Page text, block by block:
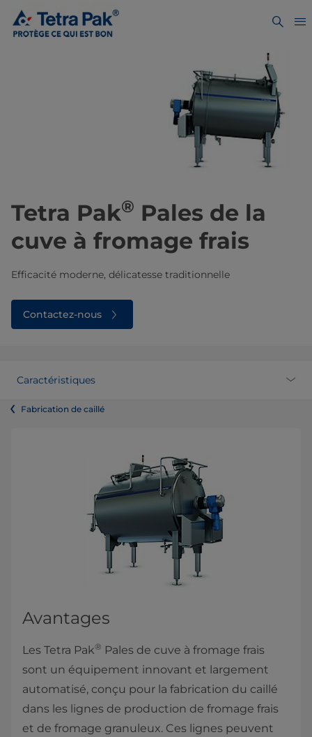
Tetra Pak® Pales de la
cuve à fromage frais
Efficacité moderne, délicatesse traditionnelle
Contactez-nous
Caractéristiques
Fabrication de caillé
Avantages
Les Tetra Pak® Pales de cuve à fromage frais
sont un équipement innovant et largement
automatisé, conçu pour la fabrication du caillé
dans les lignes de production de fromage frais
et de fromage granuleux. Ces lignes peuvent